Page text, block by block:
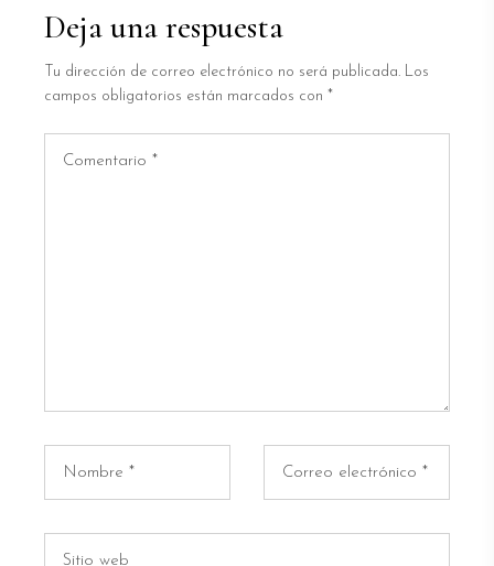
Deja una respuesta
Tu dirección de correo electrónico no será publicada. Los
campos obligatorios están marcados con *